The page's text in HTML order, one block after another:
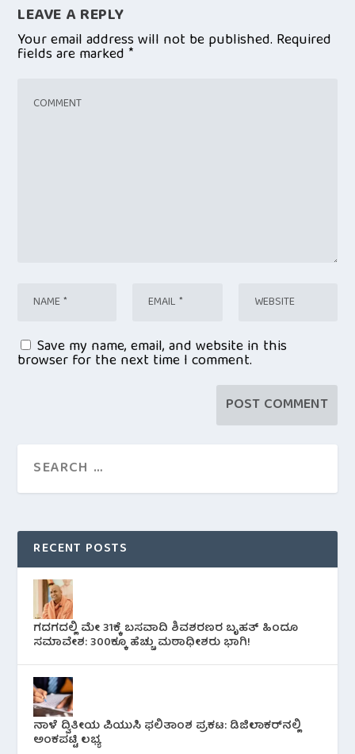
LEAVE A REPLY
Your email address will not be published. Required
fields are marked*
Save my name, email, and website in this
browser for the next time I comment.
RECENT POSTS
ಗದಗದಲ್ಲಿ ಮೇ 31ಕ್ಕೆ ಬಸವಾದಿ ಶಿವಶರಣರ ಬೃಹತ್ ಹಿಂದೂ
ಸಮಾವೇಶ: 300ಕ್ಕೂ ಹೆಚ್ಚು ಮಠಾಧೀಶರು ಭಾಗಿ!
ನಾಳೆ ದ್ವಿತೀಯ ಪಿಯುಸಿ ಫಲಿತಾಂಶ ಪ್ರಕಟ: ಡಿಜಿಲಾಕರ್‌ನಲ್ಲಿ
ಅಂಕಪಟ್ಟಿ ಲಭ್ಯ